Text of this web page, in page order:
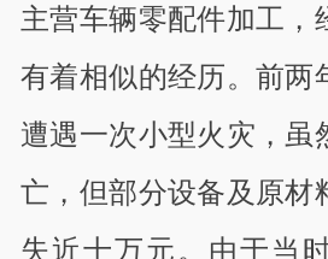
主营车辆零配件加工，
有着相似的经历。前两
遭遇一次小型火灾，虽
亡，但部分设备及原材
失近十万元。由于当